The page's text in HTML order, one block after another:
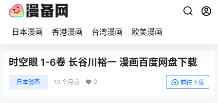
日本漫画 香港漫画 台湾漫画 欧美漫画
时空眼 1-6卷 长谷川裕一 漫画百度网盘下载
日本漫画 10 个月前 0 前往下载